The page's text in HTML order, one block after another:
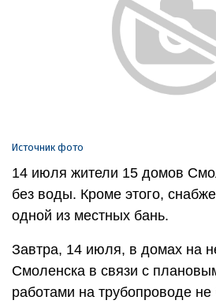
Источник фото
14 июля жители 15 домов
без воды. Кроме этого,
одной из местных бань.
Завтра, 14 июля, в домах на
Смоленска в связи с
работами на трубопроводе не